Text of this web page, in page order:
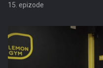
15. epizode